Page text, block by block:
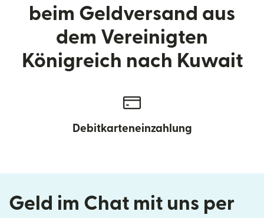
beim Geldversand aus
dem Vereinigten
Königreich nach Kuwait
Debitkarteneinzahlung
Geld im Chat mit uns per